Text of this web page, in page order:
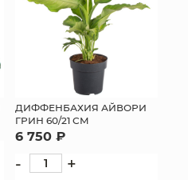
ДИФФЕНБАХИЯ АЙВОРИ
ГРИН 60/21 СМ
6 750 ₽
- +